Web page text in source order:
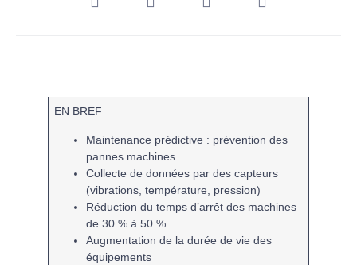
EN BREF
Maintenance prédictive : prévention des
pannes machines
Collecte de données par descapteurs
(vibrations, température, pression)
Réduction du temps d’arrêt des machines
de30 % à 50 %
Augmentation de ladurée de vie des
équipements